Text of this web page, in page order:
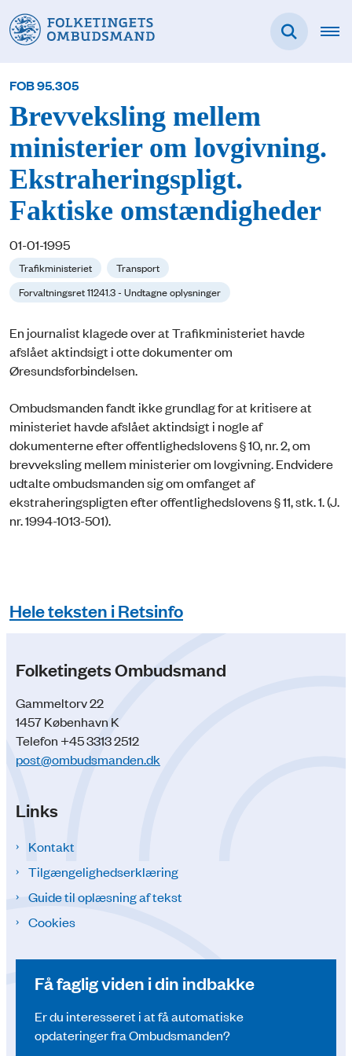
FOB 95.305
Brevveksling mellem
ministerier om lovgivning.
Ekstraheringspligt.
Faktiske omstændigheder
01-01-1995
Trafikministeriet
Transport
Forvaltningsret 11241.3 - Undtagne oplysninger
En journalist klagede over at Trafikministeriet havde
afslået aktindsigt i otte dokumenter om
Øresundsforbindelsen.
Ombudsmanden fandt ikke grundlag for at kritisere at
ministeriet havde afslået aktindsigt i nogle af
dokumenterne efter offentlighedslovens § 10, nr. 2, om
brevveksling mellem ministerier om lovgivning. Endvidere
udtalte ombudsmanden sig om omfanget af
ekstraheringspligten efter offentlighedslovens § 11, stk. 1. (J.
nr. 1994-1013-501).
Hele teksten i Retsinfo
Folketingets Ombudsmand
Gammeltorv 22
1457 København K
Telefon +45 3313 2512
post@ombudsmanden.dk
Links
Kontakt
Tilgængelighedserklæring
Guide til oplæsning af tekst
Cookies
Få faglig viden i din indbakke
Er du interesseret i at få automatiske
opdateringer fra Ombudsmanden?